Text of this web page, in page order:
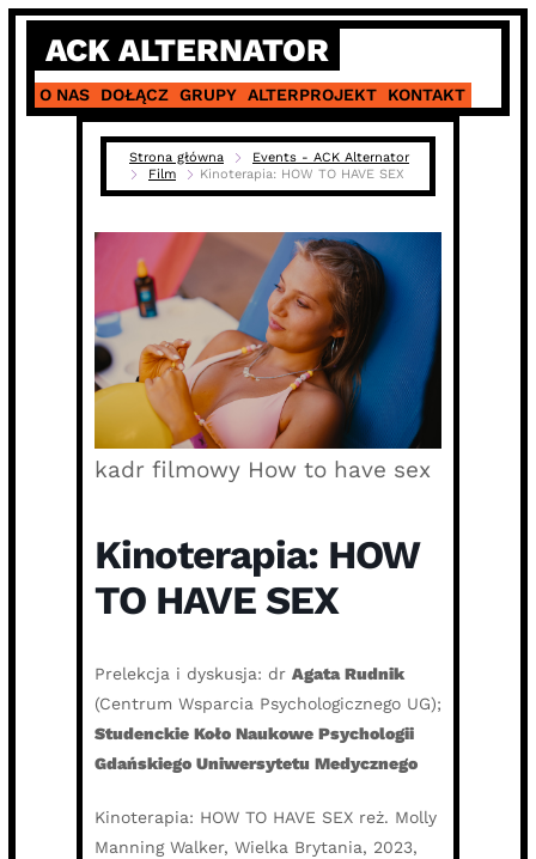
Skip
content
ACK ALTERNATOR
O NAS DOŁĄCZ GRUPY ALTERPROJEKT KONTAKT
Strona główna
Events - ACK Alternator
Film
Kinoterapia: HOW TO HAVE SEX
kadr filmowy How to have sex
Kinoterapia: HOW
TO HAVE SEX
Prelekcja i dyskusja: dr Agata Rudnik
(Centrum Wsparcia Psychologicznego UG);
Studenckie Koło Naukowe Psychologii
Gdańskiego Uniwersytetu Medycznego
Kinoterapia: HOW TO HAVE SEX reż. Molly
Manning Walker, Wielka Brytania, 2023,